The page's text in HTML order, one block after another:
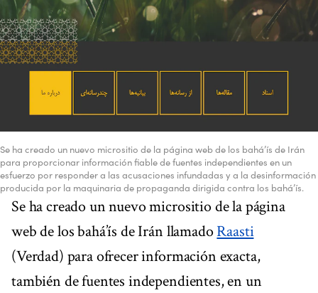
Se ha creado un nuevo micrositio de la página web de los bahá’ís de Irán
para proporcionar información fiable de fuentes independientes en un
esfuerzo por responder a las acusaciones infundadas y a la desinformación
producida por la maquinaria de propaganda dirigida contra los bahá’ís.
Se ha creado un nuevo micrositio de la página
web de los bahá’ís de Irán llamadoRaasti
(Verdad) para ofrecer información exacta,
también de fuentes independientes, en un